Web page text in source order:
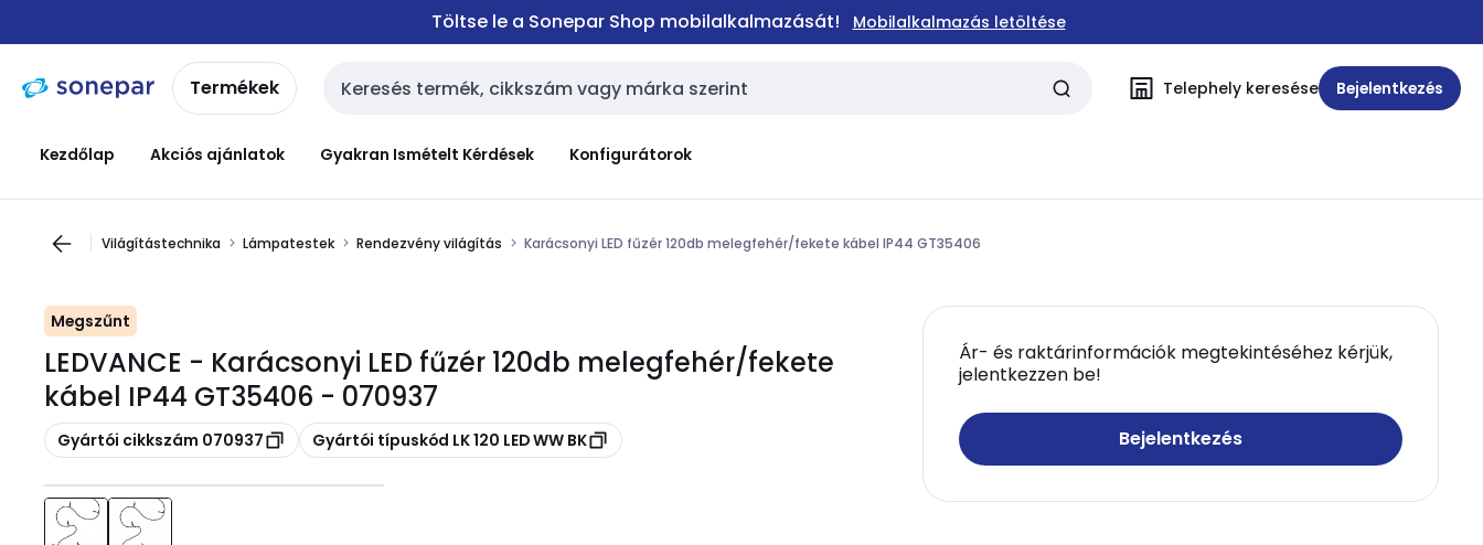
navigációhoztartalomra
Töltse le a Sonepar Shop mobilalkalmazását! Mobilalkalmazás letöltése
Termékek Keresési bemenet Telephely keresése Bejelentkezés
Kezdőlap Akciós ajánlatok Gyakran Ismételt Kérdések Konfigurátorok
Világítástechnika Lámpatestek Rendezvény világítás Karácsonyi LED fűzér 120db melegfehér/fekete kábel IP44 GT35406
Megszűnt
LEDVANCE - Karácsonyi LED fűzér 120db melegfehér/fekete
kábel IP44 GT35406 - 070937
Másolás
Gyártói cikkszám 070937 Másolás
Gyártói típuskód LK 120 LED WW BK
Ár- és raktárinformációk megtekintéséhez kérjük,
jelentkezzen be!
Bejelentkezés